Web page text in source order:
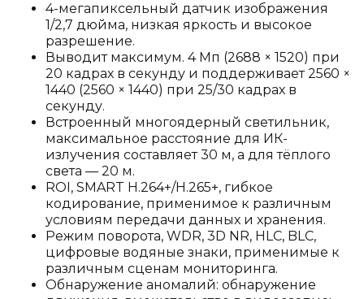
4-мегапиксельный датчик изображения
1/2,7 дюйма, низкая яркость и высокое
разрешение.
Выводит максимум. 4 Мп (2688 × 1520) при
20 кадрах в секунду и поддерживает 2560 ×
1440 (2560 × 1440) при 25/30 кадрах в
секунду.
Встроенный многоядерный светильник,
максимальное расстояние для ИК-
излучения составляет 30 м, а для тёплого
света — 20 м.
ROI, SMART H.264+/H.265+, гибкое
кодирование, применимое к различным
условиям передачи данных и хранения.
Режим поворота, WDR, 3D NR, HLC, BLC,
цифровые водяные знаки, применимые к
различным сценам мониторинга.
Обнаружение аномалий: обнаружение